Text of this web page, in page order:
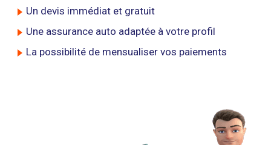
Un devis immédiat et gratuit
Une assurance auto adaptée à votre profil
La possibilité de mensualiser vos paiements